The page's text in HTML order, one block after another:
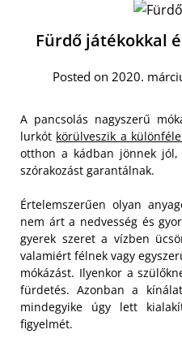
Fürdő játékokkal
Posted on 2020.
A pancsolás nagyszerű
lurkót körülveszik a
otthon a kádban jönnek
szórakozást garantálnak.
Értelemszerűen olyan
nem árt a nedvesség és
gyerek szeret a vízben
valamiért félnek vagy
mókázást. Ilyenkor a
fürdetés. Azonban a
mindegyike úgy lett
figyelmét.